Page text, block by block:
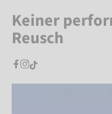
Keiner
Reusch